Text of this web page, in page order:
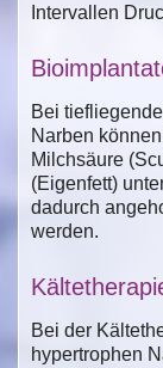
Intervallen
Bei
Narben
Milchsäure
(Eigenfett)
dadurch
werden.
Bei der
hypertrophen